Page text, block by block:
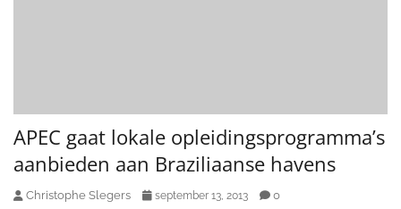
APEC gaat lokale opleidingsprogramma’s
aanbieden aan Braziliaanse havens
Christophe Slegers september 13, 2013 0